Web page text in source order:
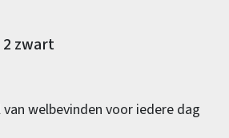
2 zwart
welbevinden voor iedere dag